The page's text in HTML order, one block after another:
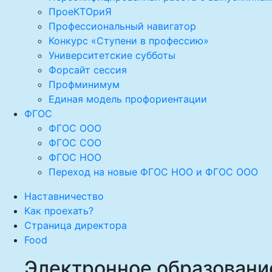
ПроеКТОриЯ
Профессиональный навигатор
Конкурс «Ступени в профессию»
Университетские субботы
Форсайт сессия
Профминимум
Единая модель профориентации
ФГОС
ФГОС ООО
ФГОС СОО
ФГОС НОО
Переход на новые ФГОС НОО и ФГОС ООО
Наставничество
Как проехать?
Страница директора
Food